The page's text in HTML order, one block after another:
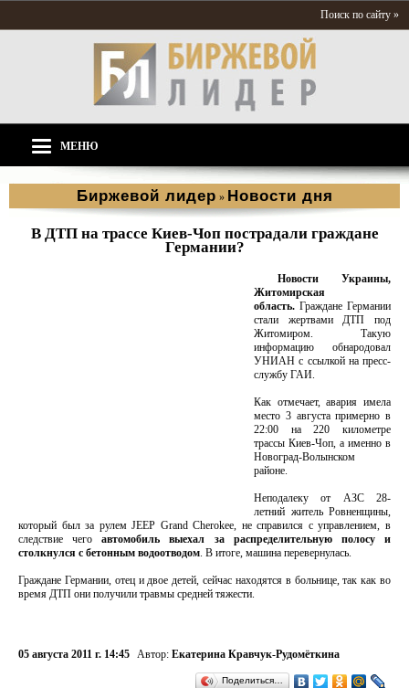
Поиск по сайту »
МЕНЮ
Биржевой лидер » Новости дня
В ДТП на трассе Киев-Чоп пострадали граждане
Германии?
Новости Украины,
Житомирская
область. Граждане Германии
стали жертвами ДТП под
Житомиром. Такую
информацию обнародовал
УНИАН с ссылкой на пресс-
службу ГАИ.
Как отмечает, авария имела
место 3 августа примерно в
22:00 на 220 километре
трассы Киев-Чоп, а именно в
Новоград-Волынском
районе.
Неподалеку от АЗС 28-
летний житель Ровненщины,
который был за рулем JEEP Grand Cherokee, не справился с управлением, в
следствие чегоавтомобиль выехал за распределительную полосу и
столкнулся с бетонным водоотводом. В итоге, машина перевернулась.
Граждане Германии, отец и двое детей, сейчас находятся в больнице, так как во
время ДТП они получили травмы средней тяжести.
05 августа 2011 г. 14:45 Автор: Екатерина Кравчук-Рудомёткина
Поделиться…